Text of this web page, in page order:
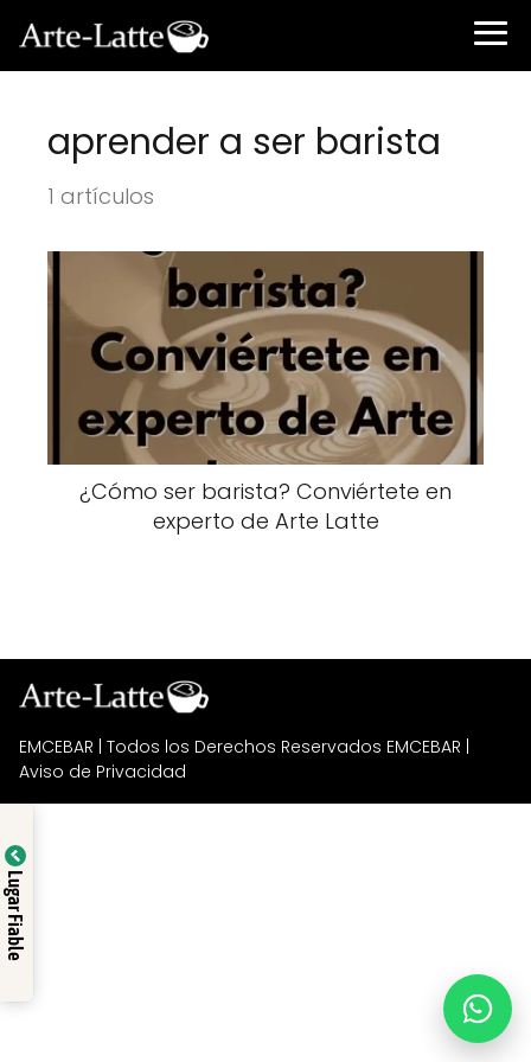
aprender a ser barista
1 artículos
¿Cómo ser barista? Conviértete en
experto de Arte Latte
EMCEBAR | Todos los Derechos Reservados EMCEBAR |
Aviso de Privacidad
Lugar Fiable